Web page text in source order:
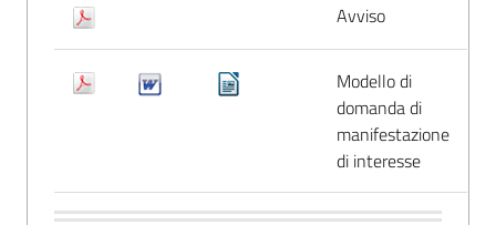
Avviso
Modello di
domanda di
manifestazione
di interesse